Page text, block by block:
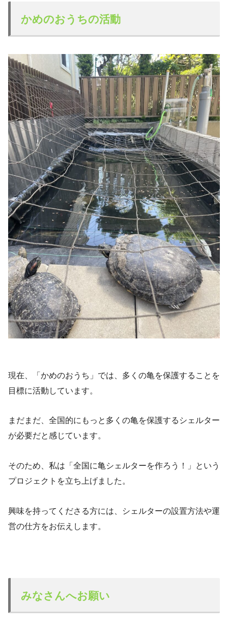
かめのおうちの活動
現在、「かめのおうち」では、多くの亀を保護することを
目標に活動しています。
まだまだ、全国的にもっと多くの亀を保護するシェルター
が必要だと感じています。
そのため、私は「全国に亀シェルターを作ろう！」という
プロジェクトを立ち上げました。
興味を持ってくださる方には、シェルターの設置方法や運
営の仕方をお伝えします。
みなさんへお願い